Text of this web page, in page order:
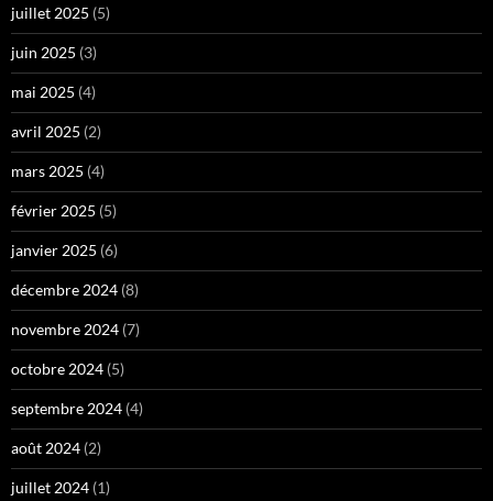
juillet 2025 (5)
juin 2025 (3)
mai 2025 (4)
avril 2025 (2)
mars 2025 (4)
février 2025 (5)
janvier 2025 (6)
décembre 2024 (8)
novembre 2024 (7)
octobre 2024 (5)
septembre 2024 (4)
août 2024 (2)
juillet 2024 (1)